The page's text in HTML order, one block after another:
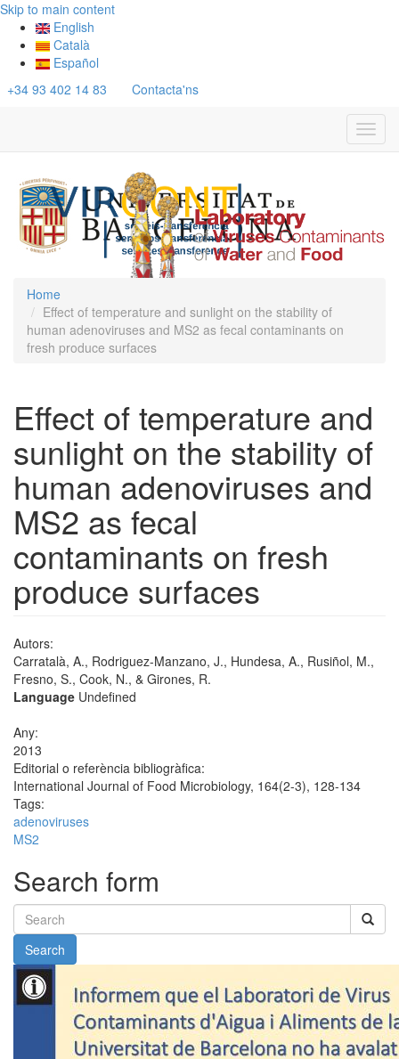
Skip to main content
English
Català
Español
+34 93 402 14 83
Contacta'ns
Home
Effect of temperature and sunlight on the stability of
human adenoviruses and MS2 as fecal contaminants on
fresh produce surfaces
Effect of temperature and
sunlight on the stability of
human adenoviruses and
MS2 as fecal
contaminants on fresh
produce surfaces
Autors:
Carratalà, A., Rodriguez-Manzano, J., Hundesa, A., Rusiñol, M.,
Fresno, S., Cook, N., & Girones, R.
Language Undefined
Any:
2013
Editorial o referència bibliogràfica:
International Journal of Food Microbiology, 164(2-3), 128-134
Tags:
adenoviruses
MS2
Search form
Search